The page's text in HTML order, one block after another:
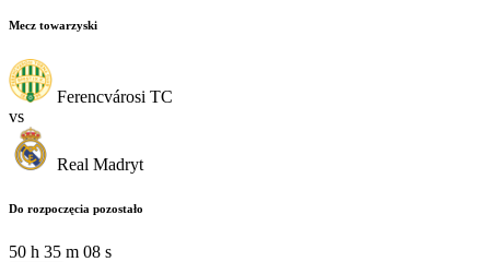
Mecz towarzyski
Ferencvárosi TC
vs
Real Madryt
Do rozpoczęcia pozostało
50 h 35 m 06 s